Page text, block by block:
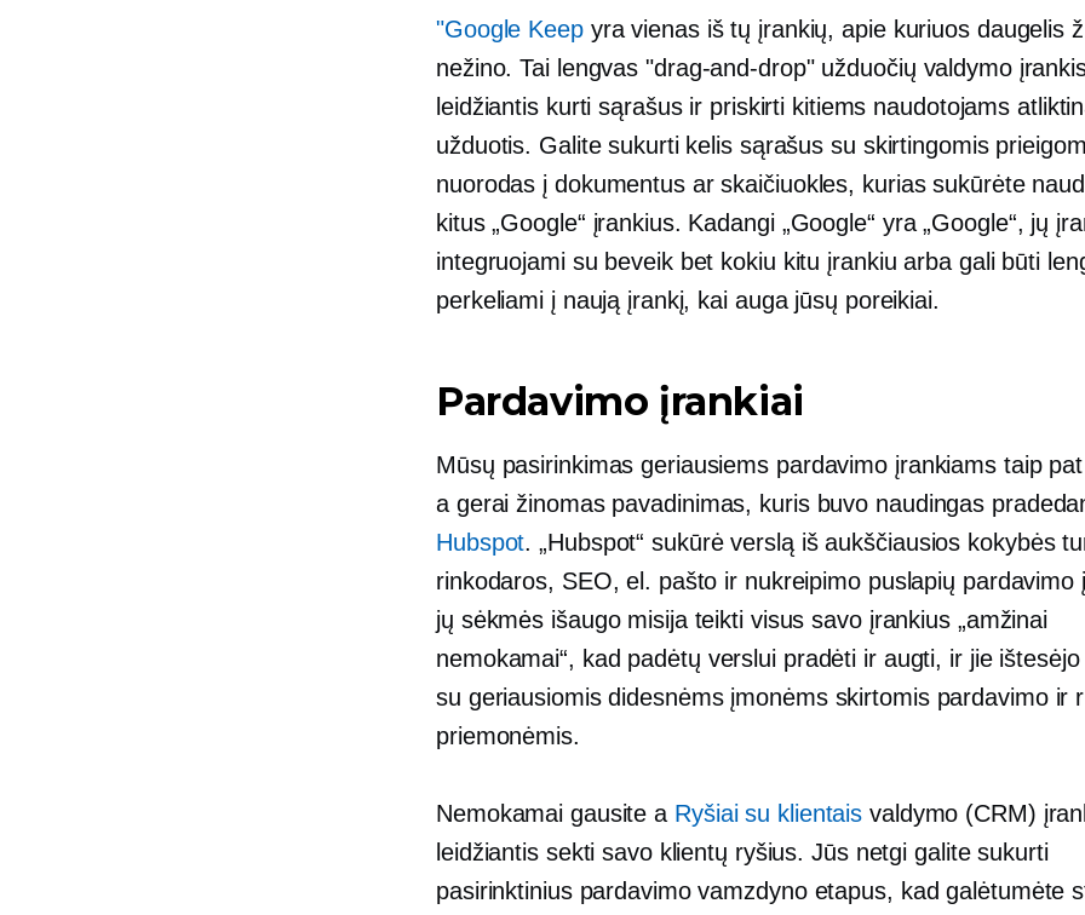
"Google Keepyra vienas iš tų įrankių, apie kuriuos daugelis
nežino. Tai lengvas "drag-and-drop"užduočių valdymo
leidžiantis kurti sąrašus ir priskirti kitiems naudotojams
užduotis. Galite sukurti kelis sąrašus su skirtingomis
nuorodas į dokumentus ar skaičiuokles, kurias sukūrėte
kitus „Google“ įrankius. Kadangi „Google“ yra „Google“, jų
integruojami su beveik bet kokiu kitu įrankiu arba gali būti
perkeliami į naują įrankį, kai auga jūsų poreikiai.
Pardavimo įrankiai
Mūsų pasirinkimas geriausiems pardavimo įrankiams taip
a gerai žinomaspavadinimas, kuris buvo naudingas
Hubspot. „Hubspot“ sukūrė verslą iš aukščiausios kokybės
rinkodaros, SEO, el. pašto ir nukreipimo puslapių pardavimo
jų sėkmės išaugo misija teikti visus savo įrankius „amžinai
nemokamai“, kad padėtų verslui pradėti ir augti, ir jie
su geriausiomis didesnėms įmonėms skirtomis pardavimo ir
priemonėmis.
Nemokamai gausite a Ryšiai su klientais valdymo (CRM)
leidžiantis sekti savo klientų ryšius. Jūs netgi galite sukurti
pasirinktinius pardavimo vamzdyno etapus, kad galėtumėte